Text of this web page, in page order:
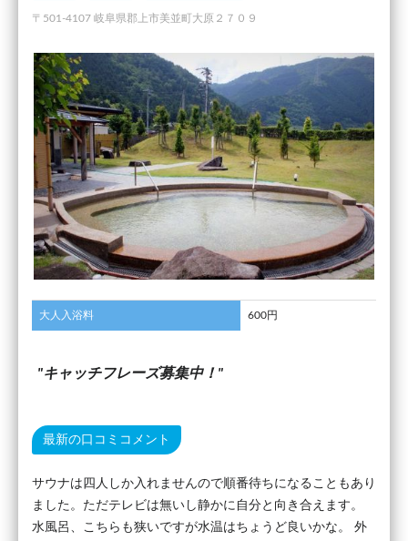
〒501-4107 岐阜県郡上市美並町大原２７０９
大人入浴料 600円
キャッチフレーズ募集中！
最新の口コミコメント
サウナは四人しか入れませんので順番待ちになることもあり
ました。ただテレビは無いし静かに自分と向き合えます。
水風呂、こちらも狭いですが水温はちょうど良いかな。 外